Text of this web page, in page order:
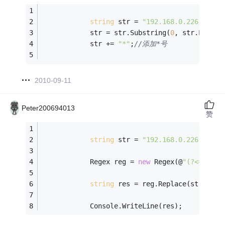
string str = "192.168.0.226"
            str = str.Substring(
0,
            str +=
"*" ;//添加*号
2010-09-11
Peter200694013
string str = "192.168.0.226"
            Regex reg =
new Regex(@
string res = reg.Replace(str,
            Console.WriteLine(res);
赞